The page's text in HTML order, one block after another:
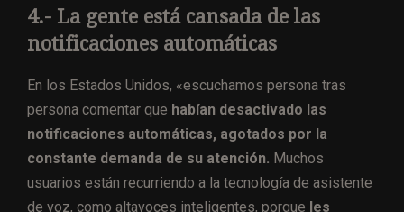
4.- La gente está cansada de las
notificaciones automáticas
En los Estados Unidos, «escuchamos persona tras
persona comentar que habían desactivado las
notificaciones automáticas, agotados por la
constante demanda de su atención. Muchos
usuarios están recurriendo a la tecnología de asistente
de voz, como altavoces inteligentes, porque les